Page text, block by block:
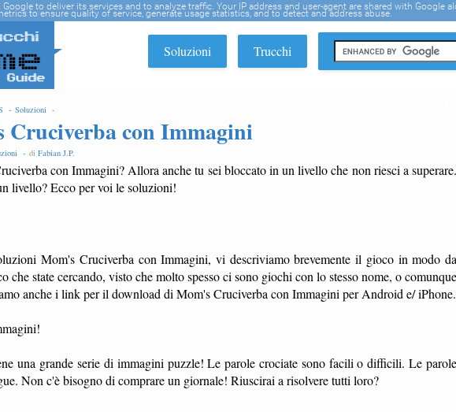
Soluzioni Trucchi
- Soluzioni -
Cruciverba con Immagini
- di Fabian J.P.
con Immagini? Allora anche tu sei bloccato in un livello che non riesci a superare.
livello? Ecco per voi le soluzioni!
Mom's Cruciverba con Immagini, vi descriviamo brevemente il gioco in modo da
che state cercando, visto che molto spesso ci sono giochi con lo stesso nome, o comunque
anche i link per il download di Mom's Cruciverba con Immagini per Android e/ iPhone.
una grande serie di immagini puzzle! Le parole crociate sono facili o difficili. Le parole
Non c'è bisogno di comprare un giornale! Riuscirai a risolvere tutti loro?
to deliver its services and to analyze traffic. Your IP address and user-agent are shared with Google
to ensure quality of service, generate usage statistics, and to detect and address abuse.